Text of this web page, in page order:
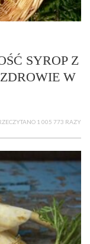
SYROP Z
W
1 005 773 RAZY